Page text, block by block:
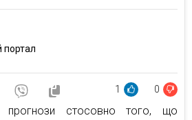
портал
1 0
стосовно того, що